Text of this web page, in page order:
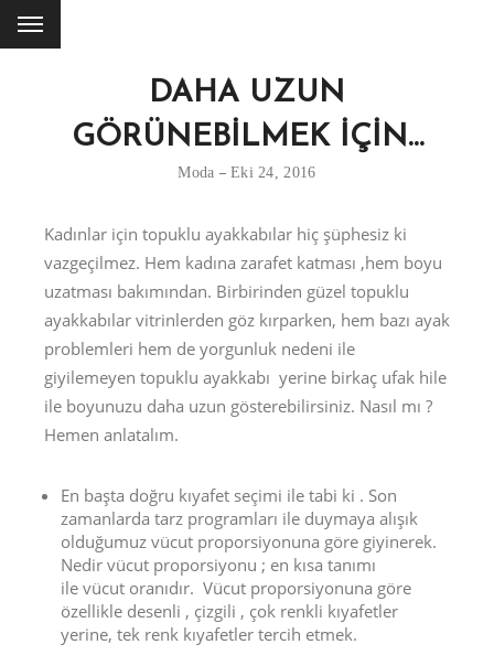
DAHA UZUN
GÖRÜNEBİLMEK İÇİN…
Moda Eki 24, 2016
Kadınlar için topuklu ayakkabılar hiç şüphesiz ki
vazgeçilmez. Hem kadına zarafet katması ,hem boyu
uzatması bakımından. Birbirinden güzel topuklu
ayakkabılar vitrinlerden göz kırparken, hem bazı ayak
problemleri hem de yorgunluk nedeni ile
giyilemeyen topuklu ayakkabı yerine birkaç ufak hile
ile boyunuzu daha uzun gösterebilirsiniz. Nasıl mı ?
Hemen anlatalım.
En başta doğru kıyafet seçimi ile tabi ki . Son
zamanlarda tarz programları ile duymaya alışık
olduğumuz vücut proporsiyonuna göre giyinerek.
Nedir vücut proporsiyonu ; en kısa tanımı
ile vücut oranıdır. Vücut proporsiyonuna göre
özellikle desenli , çizgili , çok renkli kıyafetler
yerine, tek renk kıyafetler tercih etmek.